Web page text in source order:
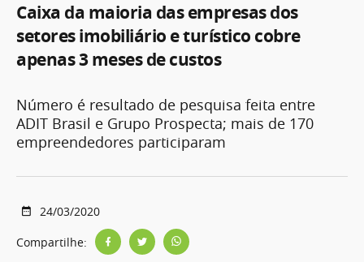
Caixa da maioria das empresas dos
setores imobiliário e turístico cobre
apenas 3 meses de custos
Número é resultado de pesquisa feita entre
ADIT Brasil e Grupo Prospecta; mais de 170
empreendedores participaram
24/03/2020
Compartilhe: